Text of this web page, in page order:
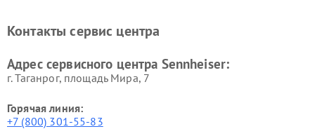
Контакты сервис центра
Адрес сервисного центра Sennheiser:
г. Таганрог, площадь Мира, 7
Горячая линия:
+7 (800) 301-55-83